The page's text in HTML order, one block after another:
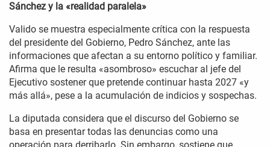
Sánchez y la «realidad paralela»
Valido se muestra especialmente crítica con la respuesta
del presidente del Gobierno, Pedro Sánchez, ante las
informaciones que afectan a su entorno político y familiar.
Afirma que le resulta «asombroso» escuchar al jefe del
Ejecutivo sostener que pretende continuar hasta 2027 «y
más allá», pese a la acumulación de indicios y sospechas.
La diputada considera que el discurso del Gobierno se
basa en presentar todas las denuncias como una